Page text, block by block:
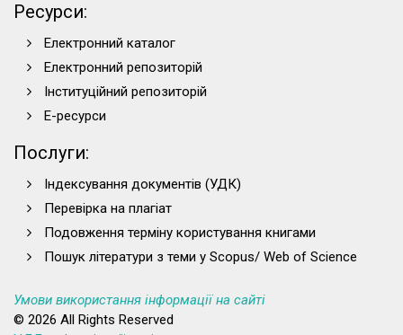
Ресурси:
Електронний каталог
Електронний репозиторій
Інституційний репозиторій
Е-ресурси
Послуги:
Індексування документів (УДК)
Перевірка на плагіат
Подовження терміну користування книгами
Пошук літератури з теми у Scopus/ Web of Science
Умови використання інформації на сайті
© 2026 All Rights Reserved